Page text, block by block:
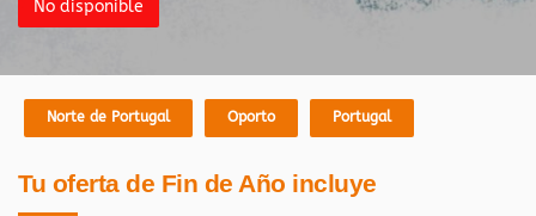
No disponible
Norte de Portugal Oporto Portugal
Tu oferta de Fin de Año incluye